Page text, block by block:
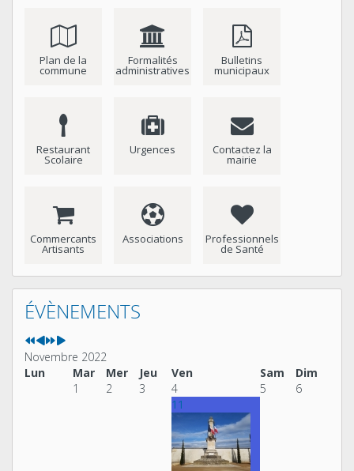
Plan de la
commune
Formalités
administratives
Bulletins
municipaux
Restaurant
Scolaire
Urgences Contactez la
mairie
Commercants
Artisants
Associations Professionnels
de Santé
ÉVÈNEMENTS
Année
précédente
Mois
précédent
Année
suivante
Mois
suivant
Novembre 2022
Lun
Mar Mer Jeu Ven Sam
Dim
1
2 3 4 5 6
11